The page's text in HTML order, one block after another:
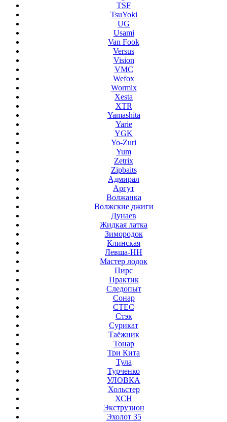
TSF
TsuYoki
UG
Usami
Van Fook
Versus
Vision
VMC
Wefox
Wormix
Xesta
XTR
Yamashita
Yarie
YGK
Yo-Zuri
Yum
Zetrix
Zipbaits
Адмирал
Аргут
Волжанка
Волжские джиги
Дунаев
Жидкая латка
Зимородок
Клинская
Левша-НН
Мастер лодок
Пирс
Практик
Следопыт
Сонар
СТЕС
Стэк
Сурикат
Таёжник
Тонар
Три Кита
Тула
Турченко
УЛОВКА
Хольстер
ХСН
Экструзион
Эхолот 35